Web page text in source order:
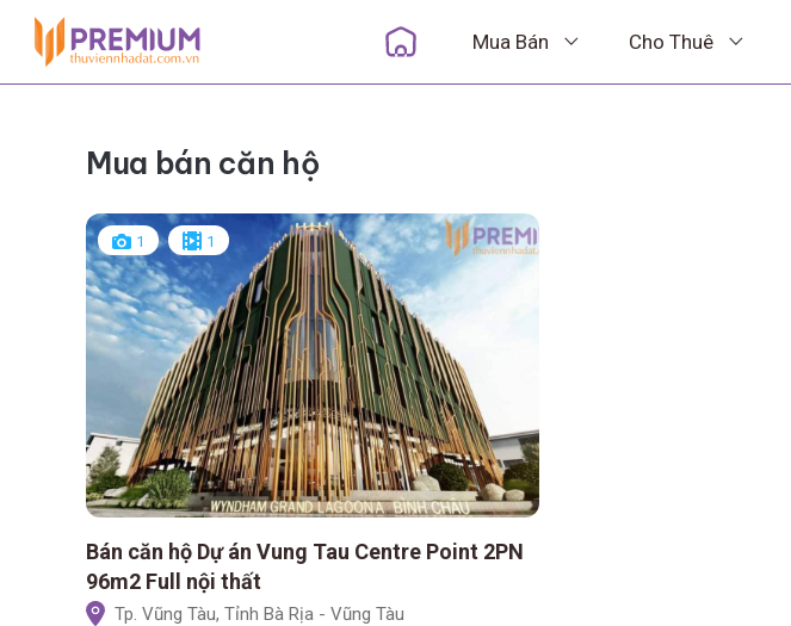
Mua Bán Cho Thuê
Mua bán căn hộ
1 1
Bán căn hộ Dự án Vung Tau Centre Point 2PN
96m2 Full nội thất
Tp. Vũng Tàu, Tỉnh Bà Rịa - Vũng Tàu